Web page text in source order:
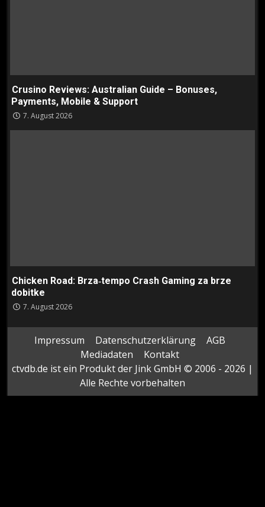
Crusino Reviews: Australian Guide – Bonuses,
Payments, Mobile & Support
7. August 2026
Chicken Road: Brza‑tempo Crash Gaming za brze
dobitke
7. August 2026
Impressum Datenschutzerklärung
AGB
Mediadaten
Kontakt
ctvdb.de ist ein Produkt der Jink GmbH © 2006 - 2026 |
Alle Rechte vorbehalten